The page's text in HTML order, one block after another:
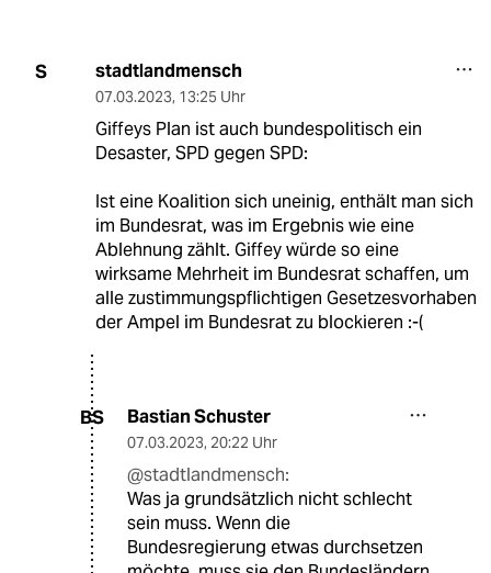
S stadtlandmensch
07.03.2023, 13:25 Uhr
Giffeys Plan ist auch bundespolitisch ein
Desaster, SPD gegen SPD:
Ist eine Koalition sich uneinig, enthält man sich
im Bundesrat, was im Ergebnis wie eine
Ablehnung zählt. Giffey würde so eine
wirksame Mehrheit im Bundesrat schaffen, um
alle zustimmungspflichtigen Gesetzesvorhaben
der Ampel im Bundesrat zu blockieren :-(
BS Bastian Schuster
07.03.2023, 20:22 Uhr
@stadtlandmensch:
Was ja grundsätzlich nicht schlecht
sein muss. Wenn die
Bundesregierung etwas durchsetzen